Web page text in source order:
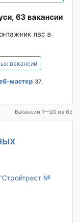
63 вакансии
лвс в
вакансий
мастер 37,
Вакансии 1—20 из 63
№